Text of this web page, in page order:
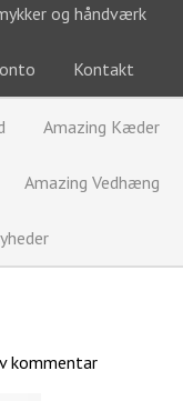
og håndværk
Kontakt
Amazing Kæder
Amazing Vedhæng
kommentar